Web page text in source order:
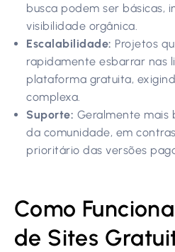
busca podem ser básicas,
visibilidade orgânica.
Escalabilidade: Projetos
rapidamente esbarrar nas
plataforma gratuita,
complexa.
Suporte: Geralmente mais
da comunidade, em
prioritário das versões
Como
de Sites